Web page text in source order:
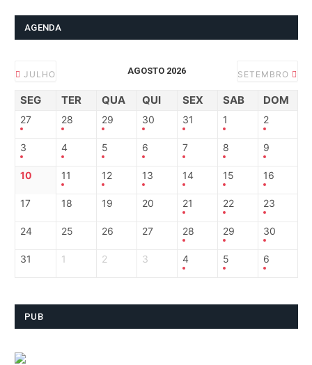
AGENDA
JULHO AGOSTO 2026 SETEMBRO
SEG TER QUA QUI SEX SAB DOM
27 28 29 30 31 1 2
3 4 5 6 7 8 9
10 11 12 13 14 15 16
17 18 19 20 21 22 23
24 25 26 27 28 29 30
31 1 2 3 4 5 6
PUB